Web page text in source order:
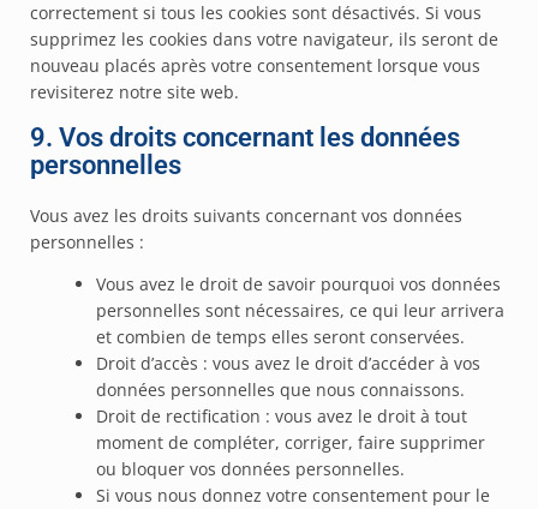
correctement si tous les cookies sont désactivés. Si vous
supprimez les cookies dans votre navigateur, ils seront de
nouveau placés après votre consentement lorsque vous
revisiterez notre site web.
9. Vos droits concernant les données
personnelles
Vous avez les droits suivants concernant vos données
personnelles :
Vous avez le droit de savoir pourquoi vos données
personnelles sont nécessaires, ce qui leur arrivera
et combien de temps elles seront conservées.
Droit d’accès : vous avez le droit d’accéder à vos
données personnelles que nous connaissons.
Droit de rectification : vous avez le droit à tout
moment de compléter, corriger, faire supprimer
ou bloquer vos données personnelles.
Si vous nous donnez votre consentement pour le